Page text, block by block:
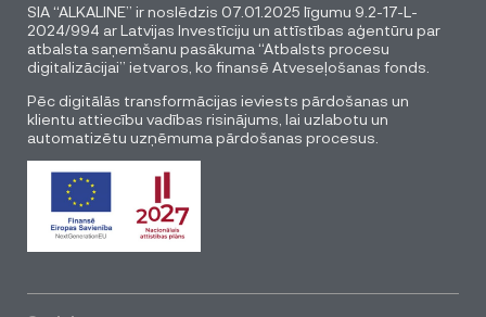
SIA “ALKALINE” ir noslēdzis 07.01.2025 līgumu 9.2-17-L-
2024/994 ar Latvijas Investīciju un attīstības aģentūru par
atbalsta saņemšanu pasākuma “Atbalsts procesu
digitalizācijai” ietvaros, ko finansē Atveseļošanas fonds.
Pēc digitālās transformācijas ieviests pārdošanas un
klientu attiecību vadības risinājums, lai uzlabotu un
automatizētu uzņēmuma pārdošanas procesus.